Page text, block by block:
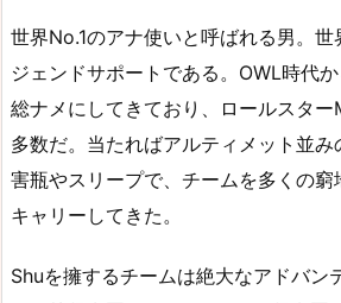
世界No.1のアナ使いと呼ばれる男。世
ジェンドサポートである。OWL時代
総ナメにしてきており、ロールスター
多数だ。当たればアルティメット並み
害瓶やスリープで、チームを多くの窮
キャリーしてきた。
Shuを擁するチームは絶大なアドバン